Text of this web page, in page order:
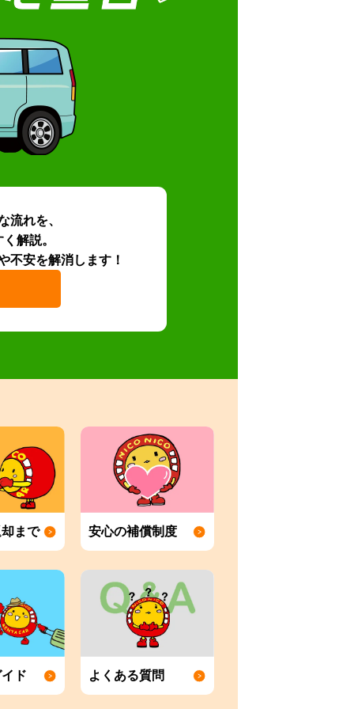
流れを、
解説。
不安を解消します！
まで 安心の補償制度
ド よくある質問